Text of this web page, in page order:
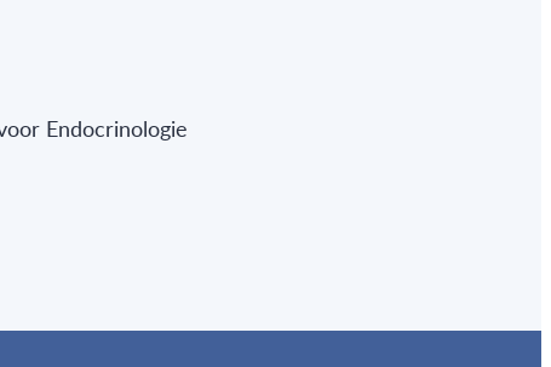
Endocrinologie